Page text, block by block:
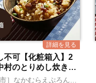
不可【化粧箱入】2
のとりめし炊き込
ト
市］なかむらえぷろん倶